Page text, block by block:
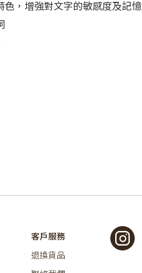
，增強對文字的敏感度及記憶
客戶服務
退換貨品